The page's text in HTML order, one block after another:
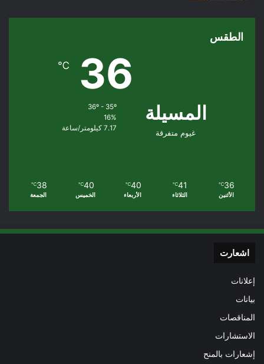
الطقس
المسيلة
غيوم متفرقة
36
℃
36º - 35º
16%
7.17 كيلومتر/ساعة
36
℃
الأثنين
41
℃
الثلاثاء
40
℃
الأربعاء
40
℃
الخميس
38
℃
الجمعة
اشعارت
إعلانات
بيانات
المناقصات
الاستشارات
إشعارات بالمنح